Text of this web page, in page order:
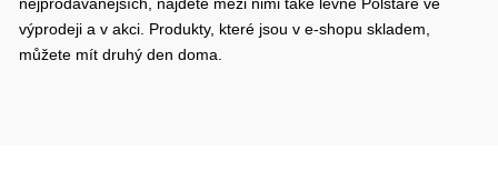
nejprodávanějších, najdete mezi nimi také levné Polštáře ve
výprodeji a v akci. Produkty, které jsou v e-shopu skladem,
můžete mít druhý den doma.